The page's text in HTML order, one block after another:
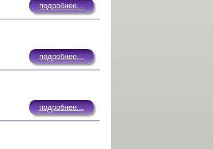
подробнее...
подробнее...
подробнее...